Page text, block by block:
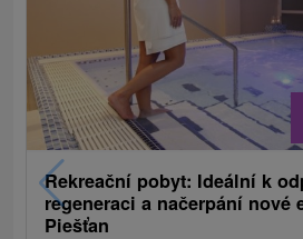
Rekreační pobyt: Ideální k
regeneraci a načerpání nové
Piešťan